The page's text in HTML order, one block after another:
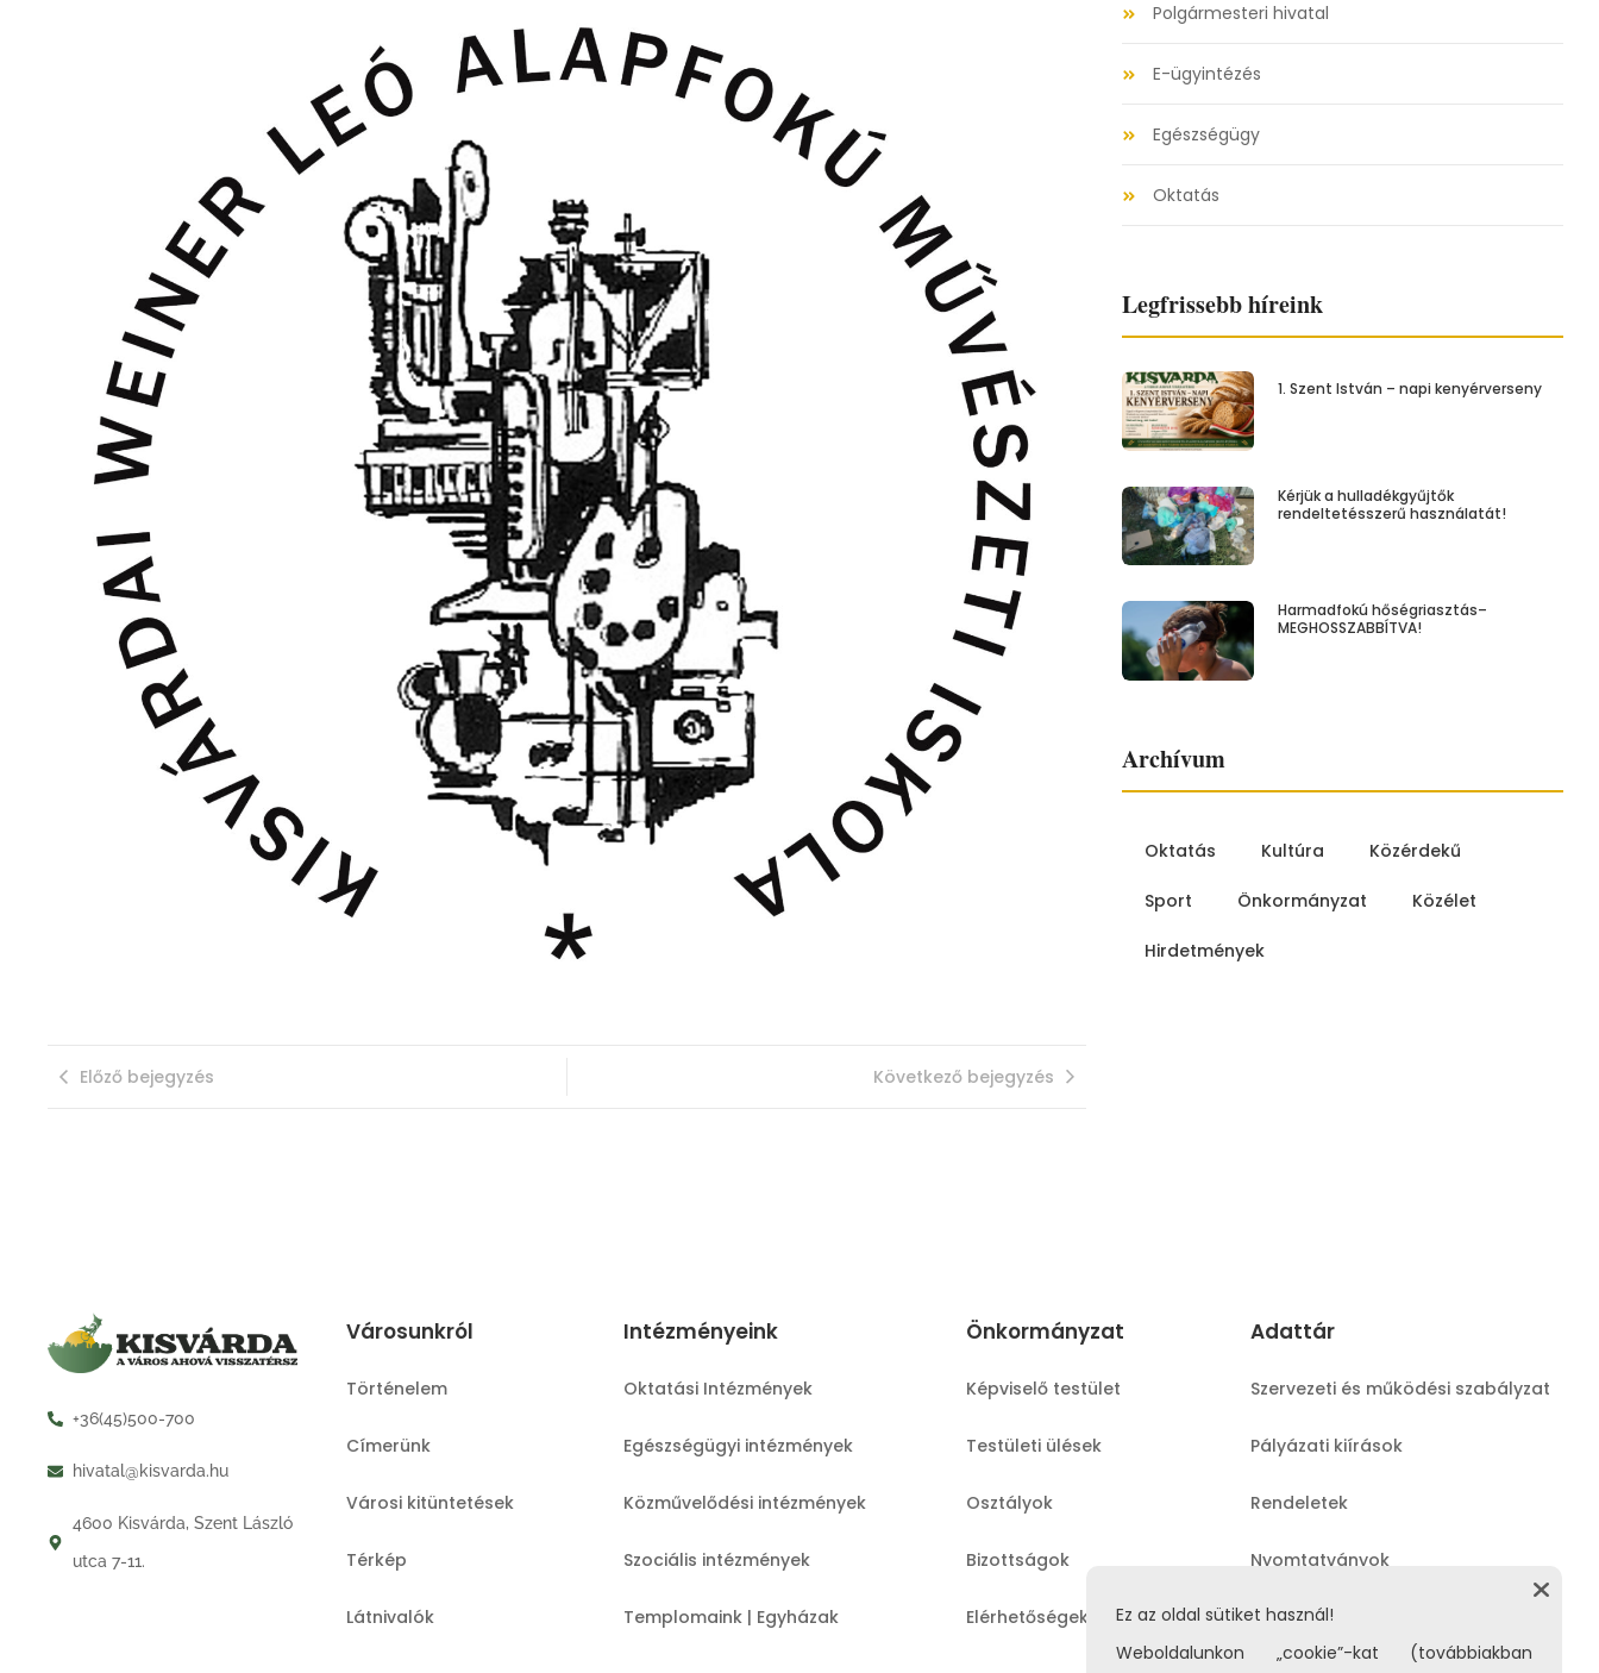
Előző bejegyzés Következő bejegyzés
Polgármesteri hivatal
E-ügyintézés
Egészségügy
Oktatás
Legfrissebb híreink
1. Szent István – napi kenyérverseny
Kérjük a hulladékgyűjtők
rendeltetésszerű használatát!
Harmadfokú hőségriasztás–
MEGHOSSZABBÍTVA!
Archívum
Oktatás Kultúra Közérdekű
Sport Önkormányzat Közélet
Hirdetmények
Ez az oldal sütiket használ!
Weboldalunkon „cookie”-kat (továbbiakban
+36(45)500-700
hivatal@kisvarda.hu
4600 Kisvárda, Szent László
utca 7-11.
Városunkról
Történelem
Címerünk
Városi kitüntetések
Térkép
Látnivalók
Intézményeink
Oktatási Intézmények
Egészségügyi intézmények
Közművelődési intézmények
Szociális intézmények
Templomaink | Egyházak
Önkormányzat
Képviselő testület
Testületi ülések
Osztályok
Bizottságok
Elérhetőségek
Adattár
Szervezeti és működési szabályzat
Pályázati kiírások
Rendeletek
Nyomtatványok
Közérdekű adatok